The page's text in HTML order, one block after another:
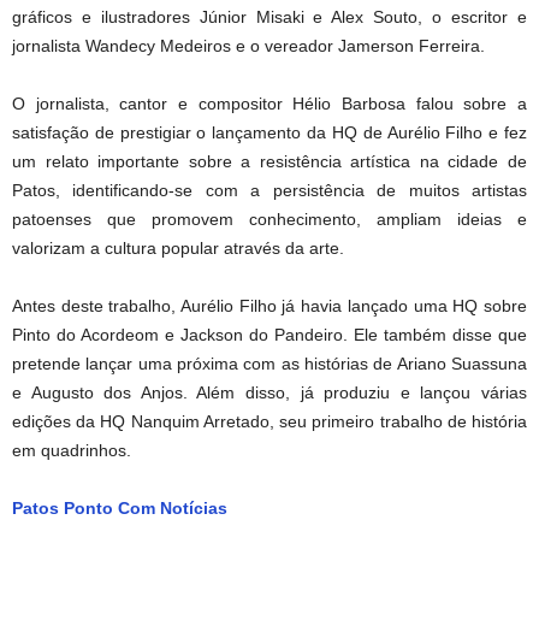
gráficos e ilustradores Júnior Misaki e Alex Souto, o escritor e
jornalista Wandecy Medeiros e o vereador Jamerson Ferreira.
O jornalista, cantor e compositor Hélio Barbosa falou sobre a
satisfação de prestigiar o lançamento da HQ de Aurélio Filho e fez
um relato importante sobre a resistência artística na cidade de
Patos, identificando-se com a persistência de muitos artistas
patoenses que promovem conhecimento, ampliam ideias e
valorizam a cultura popular através da arte.
Antes deste trabalho, Aurélio Filho já havia lançado uma HQ sobre
Pinto do Acordeom e Jackson do Pandeiro. Ele também disse que
pretende lançar uma próxima com as histórias de Ariano Suassuna
e Augusto dos Anjos. Além disso, já produziu e lançou várias
edições da HQ Nanquim Arretado, seu primeiro trabalho de história
em quadrinhos.
Patos Ponto Com Notícias